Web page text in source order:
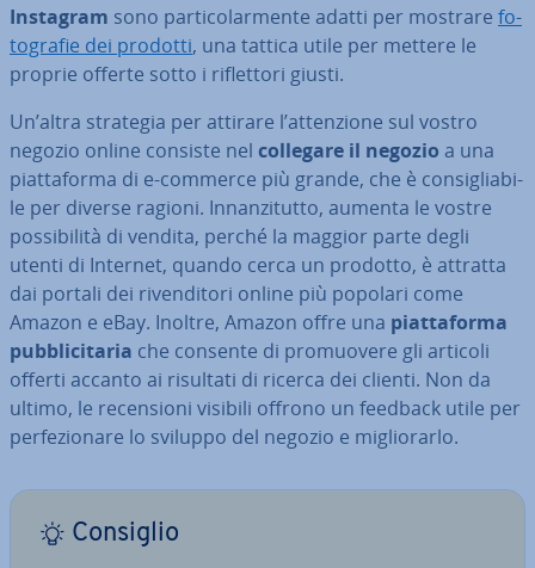
Instagram sono par­ti­co­lar­men­te adatti per mostrare fo­
to­gra­fie dei prodotti, una tattica utile per mettere le
proprie offerte sotto i ri­flet­to­ri giusti.
Un’altra strategia per attirare l’at­ten­zio­ne sul vostro
negozio online consiste nel collegare il negozio a una
piat­ta­for­ma di e-commerce più grande, che è con­si­glia­bi­
le per diverse ragioni. In­nan­zi­tut­to, aumenta le vostre
pos­si­bi­li­tà di vendita, perché la maggior parte degli
utenti di Internet, quando cerca un prodotto, è attratta
dai portali dei ri­ven­di­to­ri online più popolari come
Amazon e eBay. Inoltre, Amazon offre una piat­ta­for­ma
pub­bli­ci­ta­ria che consente di pro­muo­ve­re gli articoli
offerti accanto ai risultati di ricerca dei clienti. Non da
ultimo, le re­cen­sio­ni visibili offrono un feedback utile per
per­fe­zio­na­re lo sviluppo del negozio e mi­glio­rar­lo.
Consiglio